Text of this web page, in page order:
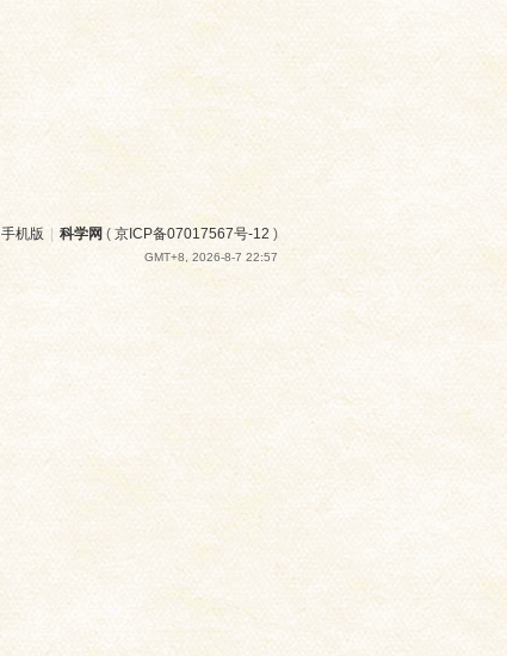
手机版 科学网 (京ICP备07017567号-12 )
GMT+8, 2026-8-7 22:57